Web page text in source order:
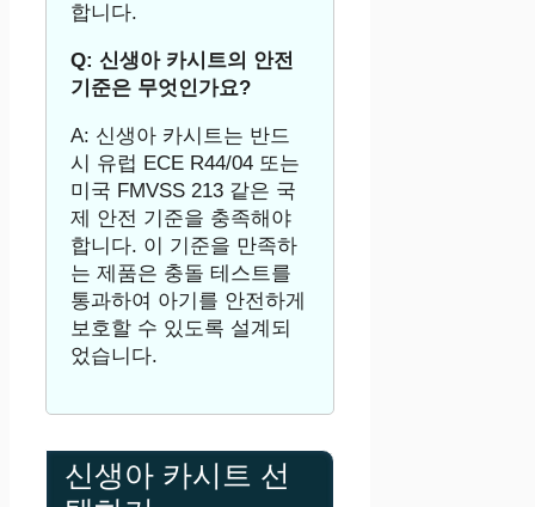
합니다.
Q: 신생아 카시트의 안전
기준은 무엇인가요?
A: 신생아 카시트는 반드
시 유럽 ECE R44/04 또는
미국 FMVSS 213 같은 국
제 안전 기준을 충족해야
합니다. 이 기준을 만족하
는 제품은 충돌 테스트를
통과하여 아기를 안전하게
보호할 수 있도록 설계되
었습니다.
신생아 카시트 선